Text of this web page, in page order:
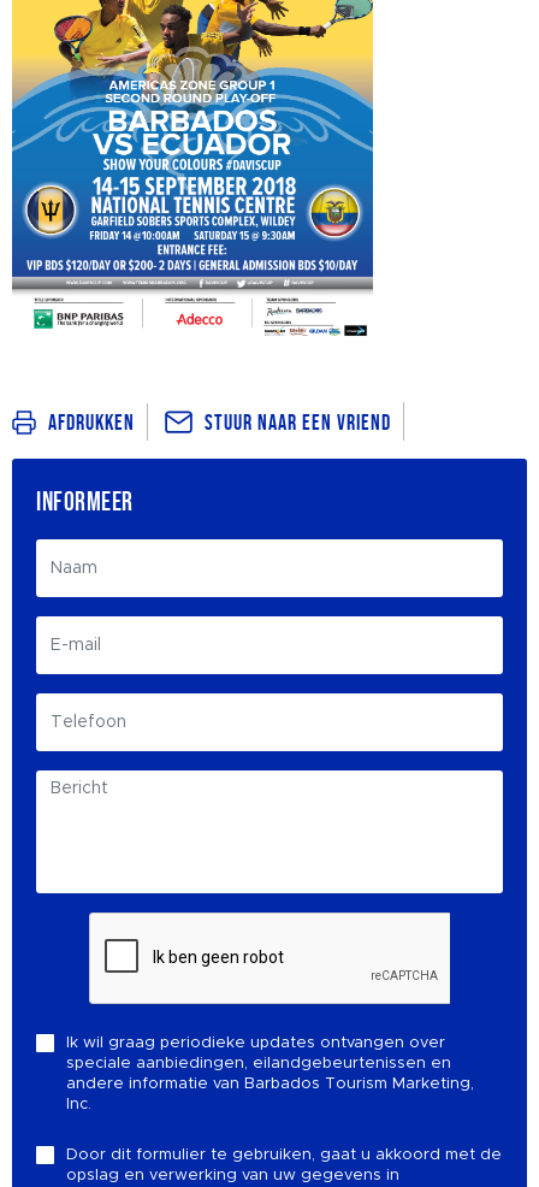
Afdrukken Stuur naar een vriend
INFORMEER
Ik wil graag periodieke updates ontvangen over
speciale aanbiedingen, eilandgebeurtenissen en
andere informatie van Barbados Tourism Marketing,
Inc.
Door dit formulier te gebruiken, gaat u akkoord met de
opslag en verwerking van uw gegevens in